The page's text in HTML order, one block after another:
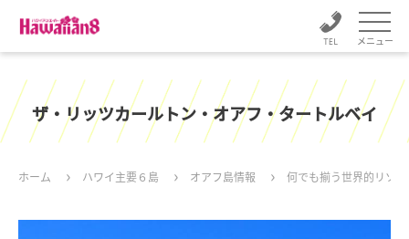
メニュー
ザ・リッツカールトン・オアフ・タートルベイ
ホーム ハワイ主要６島 オアフ島情報 何でも揃う世界的リゾ